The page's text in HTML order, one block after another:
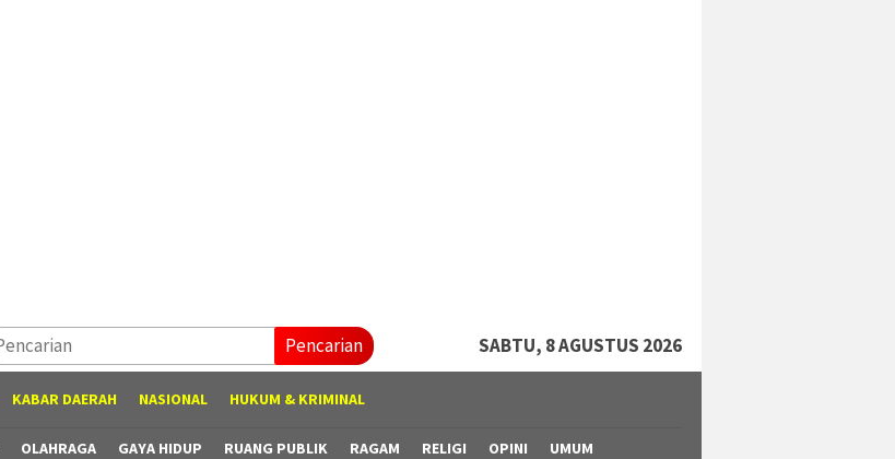
Pencarian SABTU, 8 AGUSTUS 2026
KABAR DAERAH NASIONAL HUKUM & KRIMINAL
OLAHRAGA GAYA HIDUP RUANG PUBLIK RAGAM RELIGI OPINI UMUM